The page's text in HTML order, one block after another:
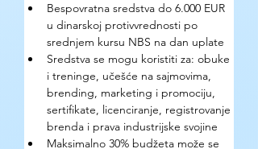
Bespovratna sredstva do 6.000 EUR
u dinarskoj protivvrednosti po
srednjem kursu NBS na dan uplate
Sredstva se mogu koristiti za: obuke
i treninge, učešće na sajmovima,
brending, marketing i promociju,
sertifikate, licenciranje, registrovanje
brenda i prava industrijske svojine
Maksimalno 30% budžeta može se